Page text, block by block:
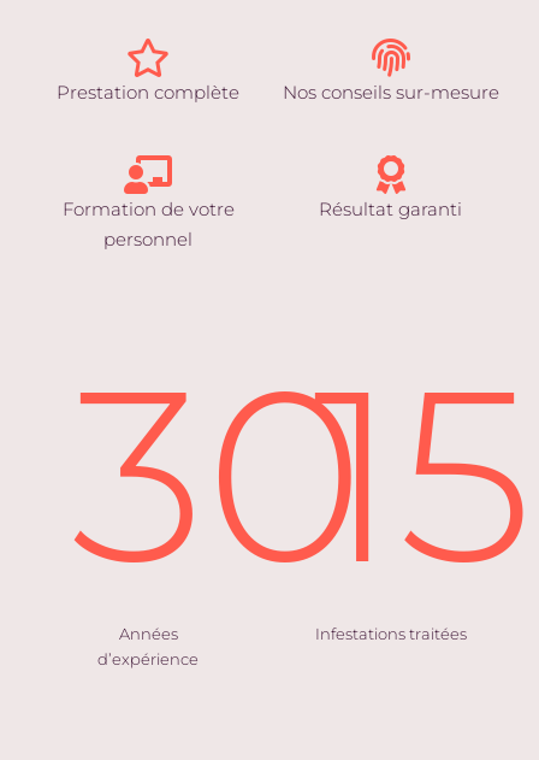
Prestation complète Nos conseils sur-mesure
Formation de votre
personnel
Résultat garanti
30
Années
d’expérience
Infestations traitées